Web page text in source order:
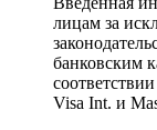
лицам за
банковским
Visa Int. и